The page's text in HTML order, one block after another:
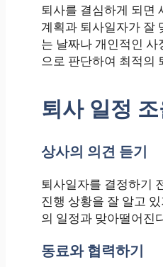
퇴사를 결심하게 되면
계획과 퇴사일자가 잘
는 날짜나 개인적인
으로 판단하여 최적의
퇴사 일정
상사의 의견 듣기
퇴사일자를 결정하기
진행 상황을 잘 알고
의 일정과 맞아떨어진
동료와 협력하기